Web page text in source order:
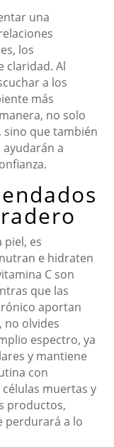
una
los
claridad. Al
a los
más
no solo
que también
a
es
e hidraten
C son
que las
aportan
no olvides
espectro, ya
y mantiene
con
muertas y
productos,
perdurará a lo